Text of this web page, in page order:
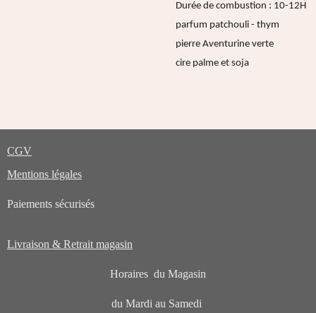
Durée de combustion : 10-12H
parfum patchouli - thym
pierre Aventurine verte
cire palme et soja
CGV
Mentions légales
Paiements sécurisés
Livraison & Retrait magasin
Horaires du Magasin
du Mardi au Samedi